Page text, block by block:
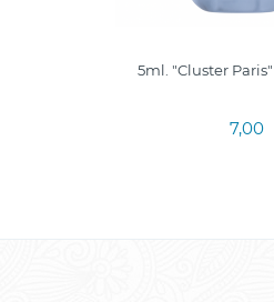
5ml. "Cluster
7,00